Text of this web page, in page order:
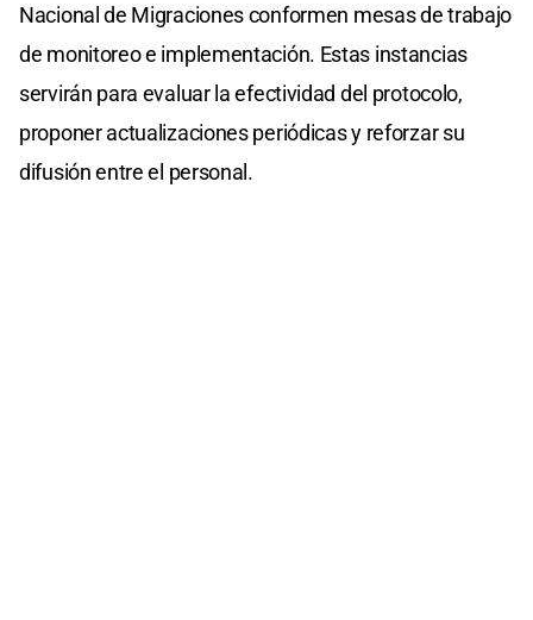
Nacional de Migraciones conformen mesas de trabajo
de monitoreo e implementación. Estas instancias
servirán para evaluar la efectividad del protocolo,
proponer actualizaciones periódicas y reforzar su
difusión entre el personal.